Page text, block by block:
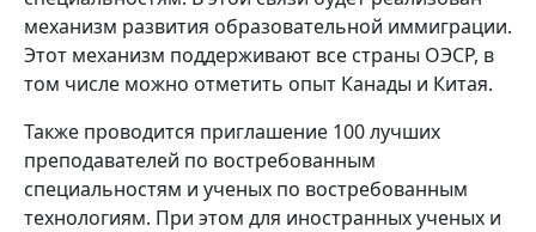
механизм развития образовательной иммиграции.
Этот механизм поддерживают все страны ОЭСР, в
том числе можно отметить опыт Канады и Китая.
Также проводится приглашение 100 лучших
преподавателей по востребованным
специальностям и ученых по востребованным
технологиям. При этом для иностранных ученых и